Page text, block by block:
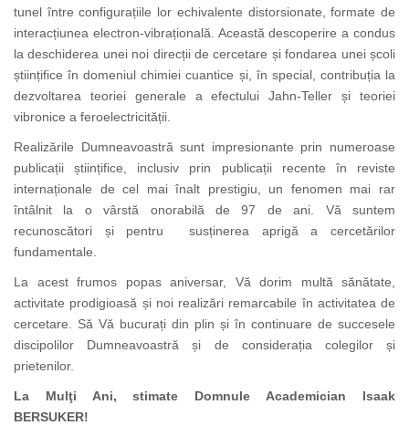
tunel între configurațiile lor echivalente distorsionate, formate de
interacțiunea electron-vibrațională. Această descoperire a condus
la deschiderea unei noi direcții de cercetare și fondarea unei școli
științifice în domeniul chimiei cuantice și, în special, contribuția la
dezvoltarea teoriei generale a efectului Jahn-Teller și teoriei
vibronice a feroelectricității.
Realizările Dumneavoastră sunt impresionante prin numeroase
publicații științifice, inclusiv prin publicații recente în reviste
internaționale de cel mai înalt prestigiu, un fenomen mai rar
întâlnit la o vârstă onorabilă de 97 de ani. Vă suntem
recunoscători și pentru susținerea aprigă a cercetărilor
fundamentale.
La acest frumos popas aniversar, Vă dorim multă sănătate,
activitate prodigioasă și noi realizări remarcabile în activitatea de
cercetare. Să Vă bucurați din plin și în continuare de succesele
discipolilor Dumneavoastră și de considerația colegilor și
prietenilor.
La Mulţi Ani, stimate Domnule Academician Isaak
BERSUKER!